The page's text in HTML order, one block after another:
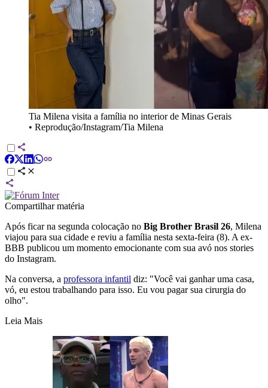
Tia Milena visita a família no interior de Minas Gerais
• Reprodução/Instagram/Tia Milena
Compartilhar matéria
Após ficar na segunda colocação no Big Brother Brasil 26, Milena
viajou para sua cidade e reviu a família nesta sexta-feira (8). A ex-
BBB publicou um momento emocionante com sua avó nos stories
do Instagram.
Na conversa, a professora infantil diz: "Você vai ganhar uma casa,
vó, eu estou trabalhando para isso. Eu vou pagar sua cirurgia do
olho".
Leia Mais